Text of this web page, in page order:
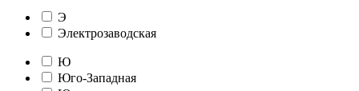
Э
Электрозаводская
Ю
Юго-Западная